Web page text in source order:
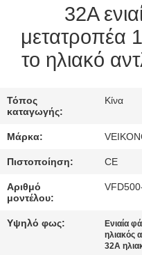
ΜΑΖΊ
ΖΗΤΉΣΤΕ
ΈΝΑ
ΑΠΌΣΠΑΣΜΑ
ΙΣΤΌΤΟΠΟΥ
32A
μετατροπέα
το ηλιακό
Τόπος
καταγωγής:
Κίνα
Μάρκα:
Πιστοποίηση: CE
Αριθμό
μοντέλου:
Υψηλό φως: Ενιαία
ηλιακός
32A